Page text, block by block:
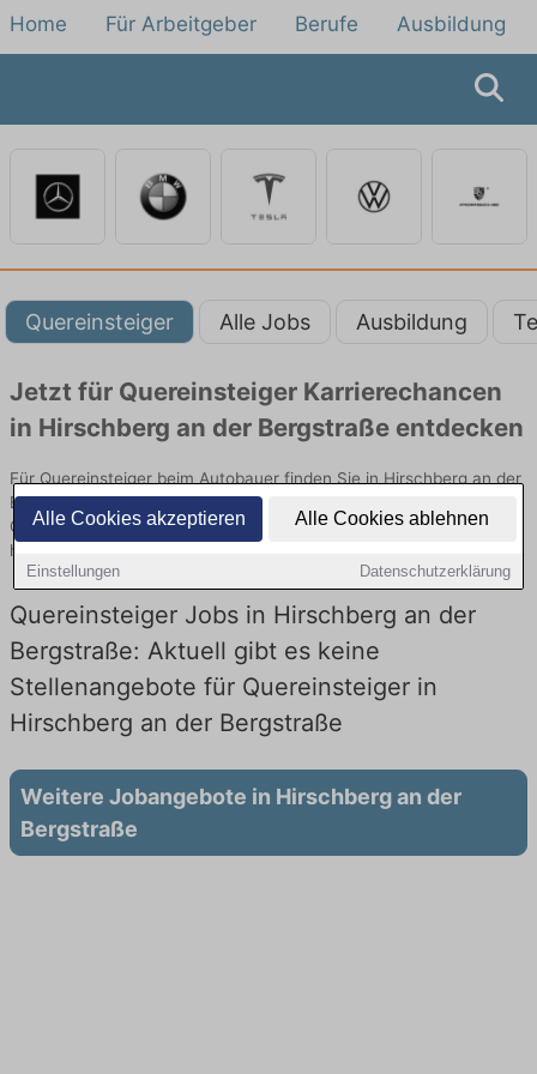
Alle Cookies akzeptieren Alle Cookies ablehnen
Einstellungen Datenschutzerklärung
Home Für Arbeitgeber Berufe Ausbildung
Quereinsteiger Alle Jobs Ausbildung
Jetzt für Quereinsteiger Karrierechancen
in Hirschberg an der Bergstraße entdecken
Für Quereinsteiger beim Autobauer finden Sie in Hirschberg an der
Bergstraße hier die aktuellsten Angebote. Entdecken Sie freie
Optionen von Top-Arbeitgebern und bewerben Sie sich noch
heute.
Quereinsteiger Jobs in Hirschberg an der
Bergstraße: Aktuell gibt es keine
Stellenangebote für Quereinsteiger in
Hirschberg an der Bergstraße
Weitere Jobangebote in Hirschberg an der
Bergstraße